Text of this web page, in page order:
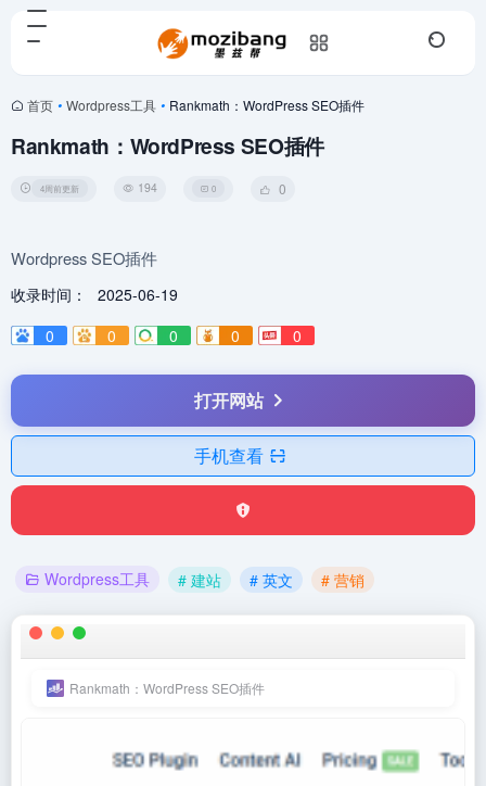
首页 • Wordpress工具 • Rankmath：WordPress SEO插件
Rankmath：WordPress SEO插件
4周前更新 194 0 0
Wordpress SEO插件
收录时间：
2025-06-19
0
0 0 0 0
打开网站
手机查看
Wordpress工具 # 建站 # 英文 # 营销
Rankmath：WordPress SEO插件